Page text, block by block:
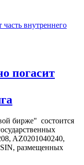
погасит
бирже" состоится
AZ0201040240,
размещенных